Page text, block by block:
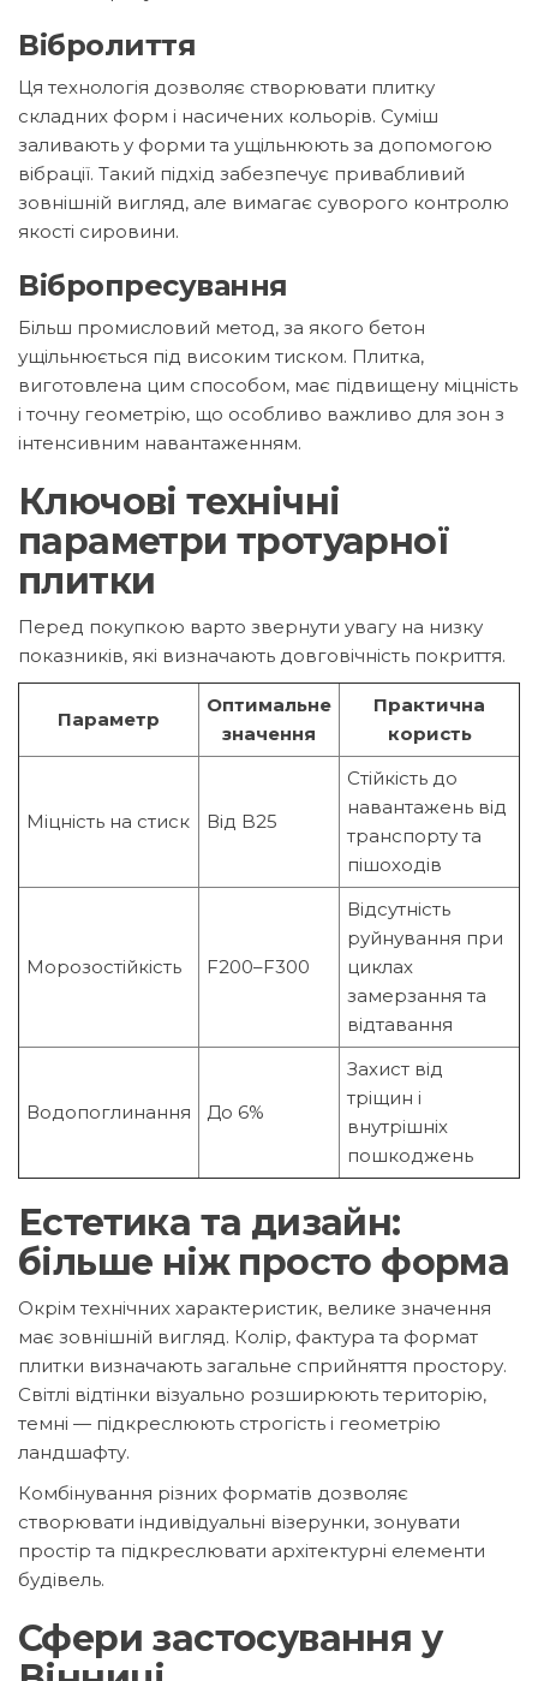
Вібролиття
Ця технологія дозволяє створювати плитку
складних форм і насичених кольорів. Суміш
заливають у форми та ущільнюють за допомогою
вібрації. Такий підхід забезпечує привабливий
зовнішній вигляд, але вимагає суворого контролю
якості сировини.
Вібропресування
Більш промисловий метод, за якого бетон
ущільнюється під високим тиском. Плитка,
виготовлена цим способом, має підвищену міцність
і точну геометрію, що особливо важливо для зон з
інтенсивним навантаженням.
Ключові технічні
параметри тротуарної
плитки
Перед покупкою варто звернути увагу на низку
показників, які визначають довговічність покриття.
Параметр
Оптимальне
значення
Практична
користь
Міцність на стиск Від B25
Стійкість до
навантажень від
транспорту та
пішоходів
Морозостійкість F200–F300
Відсутність
руйнування при
циклах
замерзання та
відтавання
Водопоглинання До 6%
Захист від
тріщин і
внутрішніх
пошкоджень
Естетика та дизайн:
більше ніж просто форма
Окрім технічних характеристик, велике значення
має зовнішній вигляд. Колір, фактура та формат
плитки визначають загальне сприйняття простору.
Світлі відтінки візуально розширюють територію,
темні — підкреслюють строгість і геометрію
ландшафту.
Комбінування різних форматів дозволяє
створювати індивідуальні візерунки, зонувати
простір та підкреслювати архітектурні елементи
будівель.
Сфери застосування у